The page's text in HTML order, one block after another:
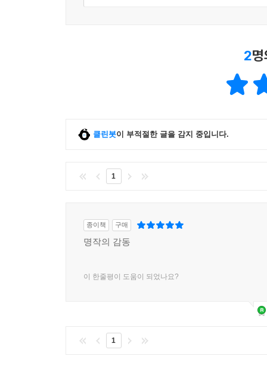
2
클린봇이 부적절한 글을 감지 중입니다.
1
종이책 구매
명작의 감동
이 한줄평이 도움이 되었나요?
1